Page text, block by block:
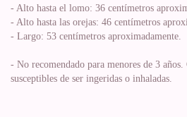
- Alto hasta el lomo: 36 centímetros
- Alto hasta las orejas: 46 centímetros
- Largo: 53 centímetros aproximadamente.
- No recomendado para menores de 3 años.
susceptibles de ser ingeridas o inhaladas.